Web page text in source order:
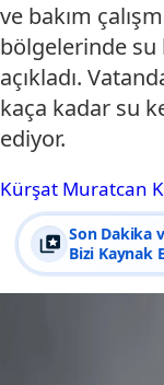
ve bakım
bölgelerinde su
açıkladı.
kaça kadar su
ediyor.
Kürşat Muratcan
Son Dakika
Bizi Kaynak